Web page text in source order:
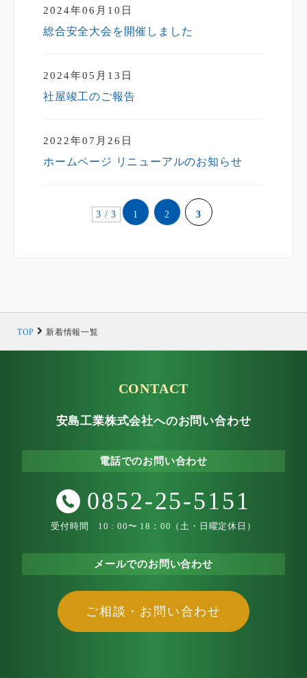
2024年06月10日
総合安全大会を開催しました
2024年05月13日
社屋竣工のご報告
2022年07月26日
ホームページ リニューアルのお知らせ
3 / 3 1 2 3
TOP 新着情報一覧
CONTACT
安島工業株式会社へのお問い合わせ
電話でのお問い合わせ
0852-25-5151
受付時間 10 : 00〜 18：00（土・日曜定休日）
メールでのお問い合わせ
ご相談・お問い合わせ